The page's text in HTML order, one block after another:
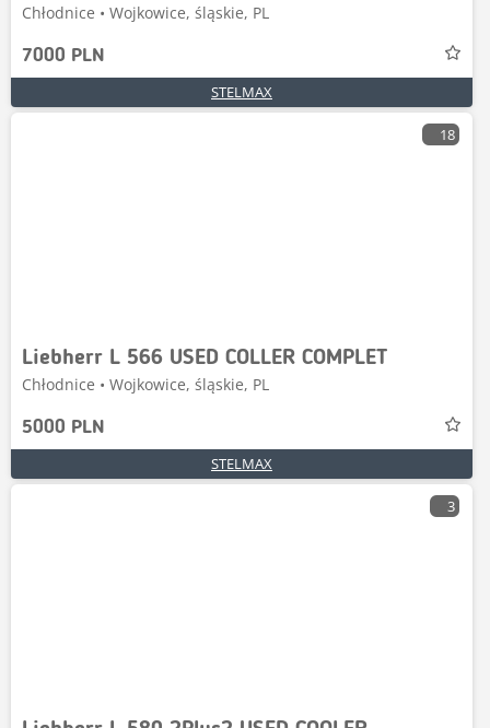
Chłodnice • Wojkowice, śląskie, PL
7000 PLN
STELMAX
18
Liebherr L 566 USED COLLER COMPLET
Chłodnice • Wojkowice, śląskie, PL
5000 PLN
STELMAX
3